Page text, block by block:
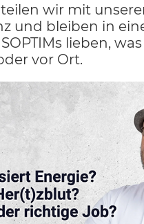
wir mit
und bleiben in
lieben,
vor Ort.